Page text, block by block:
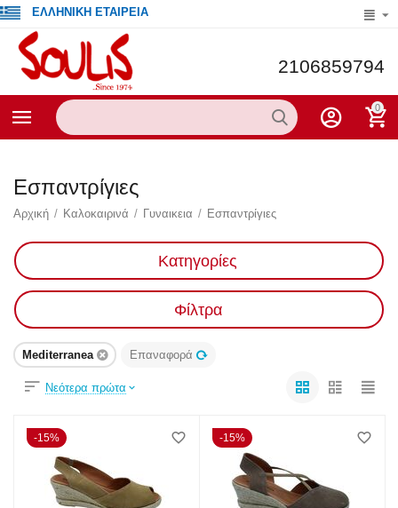
ΕΛΛΗΝΙΚΗ ΕΤΑΙΡΕΙΑ
2106859794
0
Εσπαντρίγιες
Αρχική / Καλοκαιρινά / Γυναικεια / Εσπαντρίγιες
Κατηγορίες
Φίλτρα
Mediterranea Επαναφορά
Νεότερα πρώτα
15% 15%